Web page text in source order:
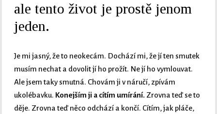
ale tento život je prostě jenom
jeden.
Je mi jasný, že to neokecám. Dochází mi, že jí ten smutek
musím nechat a dovolit jí ho prožít. Ne jí ho vymlouvat.
Ale jsem taky smutná. Chovám ji v náručí, zpívám
ukolébavku. Konejším ji a cítím umírání. Zrovna teď se to
děje. Zrovna teď něco odchází a končí. Cítím, jak pláče,